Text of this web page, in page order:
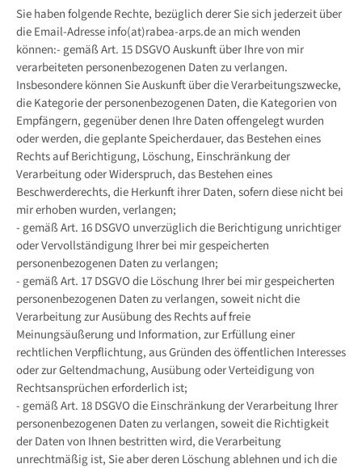
Sie haben folgende Rechte, bezüglich derer Sie sich jederzeit über
die Email-Adresse info(at)rabea-arps.de an mich wenden
können:- gemäß Art. 15 DSGVO Auskunft über Ihre von mir
verarbeiteten personenbezogenen Daten zu verlangen.
Insbesondere können Sie Auskunft über die Verarbeitungszwecke,
die Kategorie der personenbezogenen Daten, die Kategorien von
Empfängern, gegenüber denen Ihre Daten offengelegt wurden
oder werden, die geplante Speicherdauer, das Bestehen eines
Rechts auf Berichtigung, Löschung, Einschränkung der
Verarbeitung oder Widerspruch, das Bestehen eines
Beschwerderechts, die Herkunft ihrer Daten, sofern diese nicht bei
mir erhoben wurden, verlangen;
- gemäß Art. 16 DSGVO unverzüglich die Berichtigung unrichtiger
oder Vervollständigung Ihrer bei mir gespeicherten
personenbezogenen Daten zu verlangen;
- gemäß Art. 17 DSGVO die Löschung Ihrer bei mir gespeicherten
personenbezogenen Daten zu verlangen, soweit nicht die
Verarbeitung zur Ausübung des Rechts auf freie
Meinungsäußerung und Information, zur Erfüllung einer
rechtlichen Verpflichtung, aus Gründen des öffentlichen Interesses
oder zur Geltendmachung, Ausübung oder Verteidigung von
Rechtsansprüchen erforderlich ist;
- gemäß Art. 18 DSGVO die Einschränkung der Verarbeitung Ihrer
personenbezogenen Daten zu verlangen, soweit die Richtigkeit
der Daten von Ihnen bestritten wird, die Verarbeitung
unrechtmäßig ist, Sie aber deren Löschung ablehnen und ich die